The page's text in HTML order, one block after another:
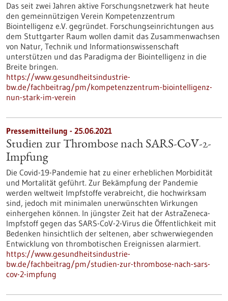
Das seit zwei Jahren aktive Forschungsnetzwerk hat heute
den gemeinnützigen Verein Kompetenzzentrum
Biointelligenz e.V. gegründet. Forschungseinrichtungen aus
dem Stuttgarter Raum wollen damit das Zusammenwachsen
von Natur, Technik und Informationswissenschaft
unterstützen und das Paradigma der Biointelligenz in die
Breite bringen.
https://www.gesundheitsindustrie-
bw.de/fachbeitrag/pm/kompetenzzentrum-biointelligenz-
nun-stark-im-verein
Pressemitteilung - 25.06.2021
Studien zur Thrombose nach SARS-CoV-2-
Impfung
Die Covid-19-Pandemie hat zu einer erheblichen Morbidität
und Mortalität geführt. Zur Bekämpfung der Pandemie
werden weltweit Impfstoffe verabreicht, die hochwirksam
sind, jedoch mit minimalen unerwünschten Wirkungen
einhergehen können. In jüngster Zeit hat der AstraZeneca-
Impfstoff gegen das SARS-CoV-2-Virus die Öffentlichkeit mit
Bedenken hinsichtlich der seltenen, aber schwerwiegenden
Entwicklung von thrombotischen Ereignissen alarmiert.
https://www.gesundheitsindustrie-
bw.de/fachbeitrag/pm/studien-zur-thrombose-nach-sars-
cov-2-impfung